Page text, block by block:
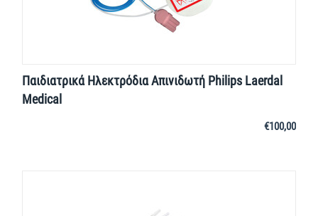
Παιδιατρικά Ηλεκτρόδια Απινιδωτή Philips Laerdal
Medical
€100,00